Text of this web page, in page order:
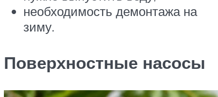
необходимость демонтажа на
зиму.
Поверхностные насосы